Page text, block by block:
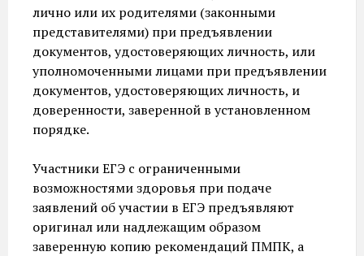
лично или их родителями (законными
представителями) при предъявлении
документов, удостоверяющих личность, или
уполномоченными лицами при предъявлении
документов, удостоверяющих личность, и
доверенности, заверенной в установленном
порядке.
Участники ЕГЭ с ограниченными
возможностями здоровья при подаче
заявлений об участии в ЕГЭ предъявляют
оригинал или надлежащим образом
заверенную копию рекомендаций ПМПК, а